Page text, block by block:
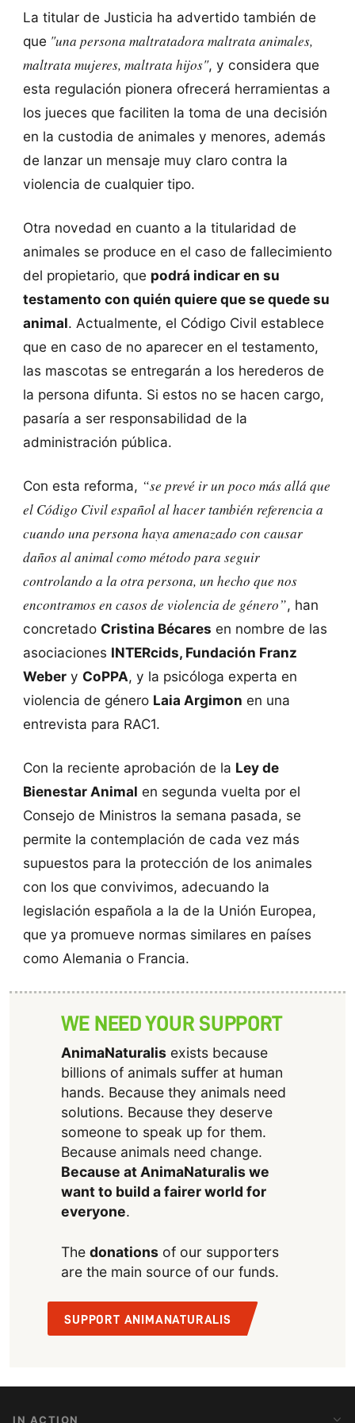
La titular de Justicia ha advertido también de
que "una persona maltratadora maltrata animales,
maltrata mujeres, maltrata hijos", y considera que
esta regulación pionera ofrecerá herramientas a
los jueces que faciliten la toma de una decisión
en la custodia de animales y menores, además
de lanzar un mensaje muy claro contra la
violencia de cualquier tipo.
Otra novedad en cuanto a la titularidad de
animales se produce en el caso de fallecimiento
del propietario, que podrá indicar en su
testamento con quién quiere que se quede su
animal. Actualmente, el Código Civil establece
que en caso de no aparecer en el testamento,
las mascotas se entregarán a los herederos de
la persona difunta. Si estos no se hacen cargo,
pasaría a ser responsabilidad de la
administración pública.
Con esta reforma, “se prevé ir un poco más allá que
el Código Civil español al hacer también referencia a
cuando una persona haya amenazado con causar
daños al animal como método para seguir
controlando a la otra persona, un hecho que nos
encontramos en casos de violencia de género”, han
concretado Cristina Bécares en nombre de las
asociaciones INTERcids, Fundación Franz
Webery CoPPA, y la psicóloga experta en
violencia de género Laia Argimon en una
entrevista para RAC1.
Con la reciente aprobación de la Ley de
Bienestar Animal en segunda vuelta por el
Consejo de Ministros la semana pasada, se
permite la contemplación de cada vez más
supuestos para la protección de los animales
con los que convivimos, adecuando la
legislación española a la de la Unión Europea,
que ya promueve normas similares en países
como Alemania o Francia.
WE NEED YOUR SUPPORT
AnimaNaturalisexists because
billions of animals suffer at human
hands. Because they animals need
solutions. Because they deserve
someone to speak up for them.
Because animals need change.
Because at AnimaNaturalis we
want to build a fairer world for
everyone.
The donationsof our supporters
are the main source of our funds.
SUPPORT ANIMANATURALIS
IN ACTION